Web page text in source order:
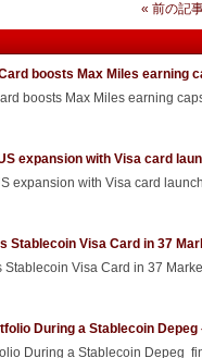
« 前の記
boosts Max Miles earning
boosts Max Miles earning
expansion with Visa card
expansion with Visa card
Stablecoin Visa Card in 37
Stablecoin Visa Card in 37
During a Stablecoin
During a Stablecoin Depeg